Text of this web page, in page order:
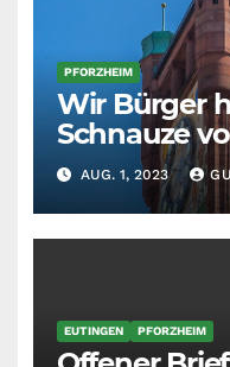
PFORZHEIM
Wir Bürger
Schnauze
AUG. 1, 2023
EUTINGEN PFORZHEIM